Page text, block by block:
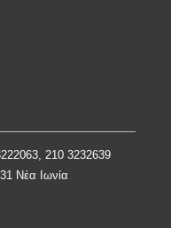
210 3232639
Νέα Ιωνία